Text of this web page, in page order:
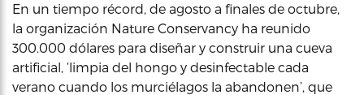
En un tiempo récord, de agosto a finales de octubre,
la organización Nature Conservancy ha reunido
300.000 dólares para diseñar y construir una cueva
artificial, ‘limpia del hongo y desinfectable cada
verano cuando los murciélagos la abandonen’, que